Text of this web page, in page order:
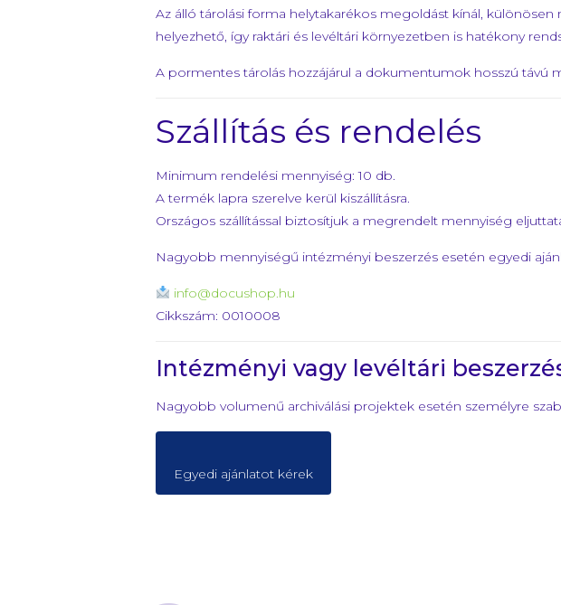
Az álló tárolási forma helytakarékos megoldást kínál,
helyezhető, így raktári és levéltári környezetben is hatékony
A pormentes tárolás hozzájárul a dokumentumok hosszú távú
Szállítás és rendelés
Minimum rendelési mennyiség: 10 db.
A termék lapra szerelve kerül kiszállításra.
Országos szállítással biztosítjuk a megrendelt mennyiség
Nagyobb mennyiségű intézményi beszerzés esetén egyedi
info@docushop.hu
Cikkszám: 0010008
Intézményi vagy levéltári
Nagyobb volumenű archiválási projektek esetén személyre
Egyedi ajánlatot kérek